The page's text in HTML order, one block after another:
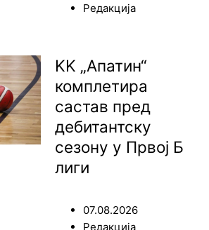
Редакција
KK „Апатин“
комплетира
састав пред
дебитантску
сезону у Првој Б
лиги
07.08.2026
Редакција